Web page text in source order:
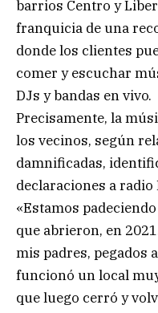
barrios Centro y
franquicia de una
donde los clientes
comer y escuchar
DJs y bandas en vivo.
Precisamente, la
los vecinos, según
damnificadas,
declaraciones a radio
«Estamos
que abrieron, en
mis padres, pegados
funcionó un local
que luego cerró y